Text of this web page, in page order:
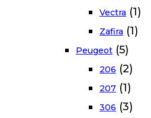
Vectra (1)
Zafira (1)
Peugeot (5)
206 (2)
207 (1)
306 (3)